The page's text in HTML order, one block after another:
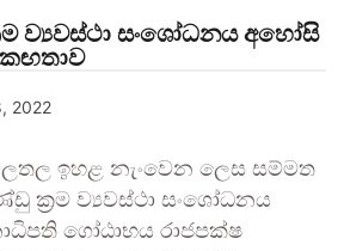
ව්‍යවස්ථා සං‌ශෝධනය අහෝසි
2022
ඉහළ නැංවෙන ලෙස සම්මත
ක්‍රම ව්‍යවස්ථා සං‌ශෝධනය
ගෝඨාභය රාජපක්ෂ